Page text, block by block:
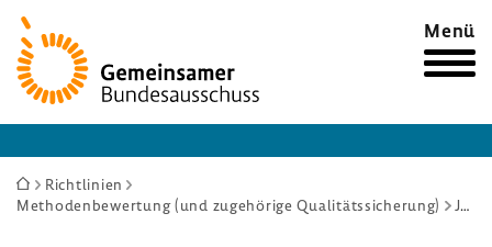
Zur
Startseite
Menü
Sie
sind
Richtlinien
Methodenbewertung (und zugehörige Qualitätssicherung)
Jugendgesundheitsuntersuchungs-Richtlinie